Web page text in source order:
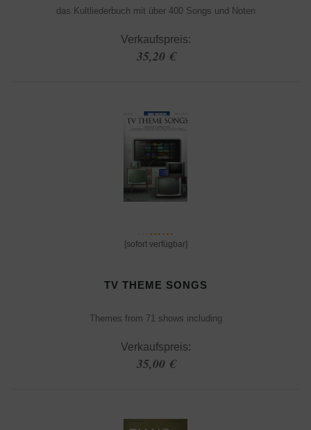
das Kultliederbuch mit über 400 Songs und Noten
Verkaufspreis:
35,20 €
[sofort verfügbar]
TV THEME SONGS
Themes from 71 shows including
Verkaufspreis:
35,00 €